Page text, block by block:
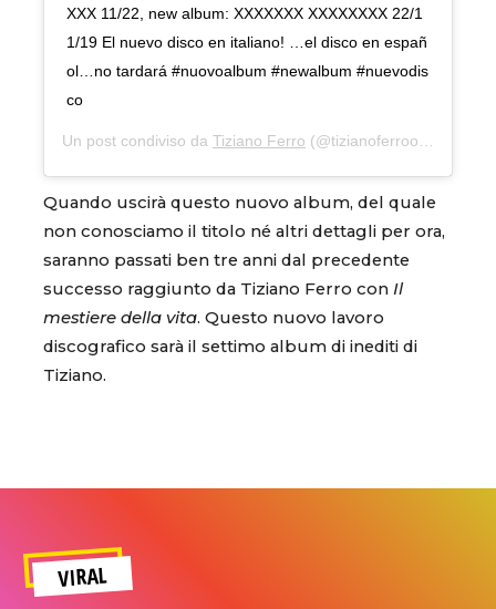
XXX 11/22, new album: XXXXXXX XXXXXXXX 22/1
1/19 El nuevo disco en italiano! …el disco en españ
ol…no tardará #nuovoalbum #newalbum #nuevodis
co
Un post condiviso da Tiziano Ferro (@tizianoferroofficial) in data:
Quando uscirà questo nuovo album, del quale
non conosciamo il titolo né altri dettagli per ora,
saranno passati ben tre anni dal precedente
successo raggiunto da Tiziano Ferro con Il
mestiere della vita. Questo nuovo lavoro
discografico sarà il settimo album di inediti di
Tiziano.
VIRAL